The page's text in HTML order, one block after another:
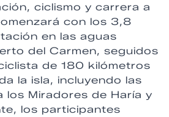
ciclismo y carrera a
con los 3,8
en las aguas
del Carmen, seguidos
de 180 kilómetros
la isla, incluyendo las
los Miradores de Haría y
los participantes